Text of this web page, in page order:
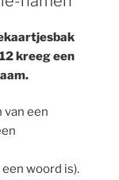
kreeg een
van een
woord is).